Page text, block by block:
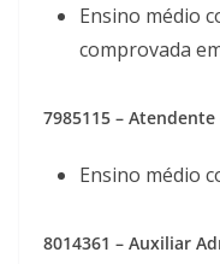
Ensino médio
comprovada
7985115 – Atendente
Ensino médio
8014361 – Auxiliar